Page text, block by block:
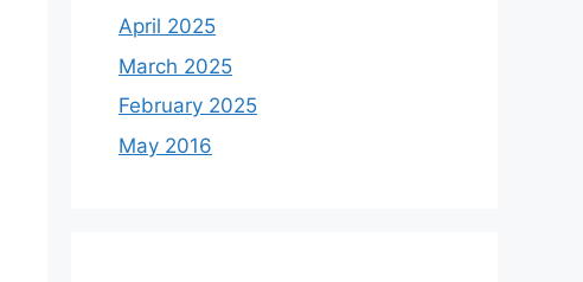
April 2025
March 2025
February 2025
May 2016